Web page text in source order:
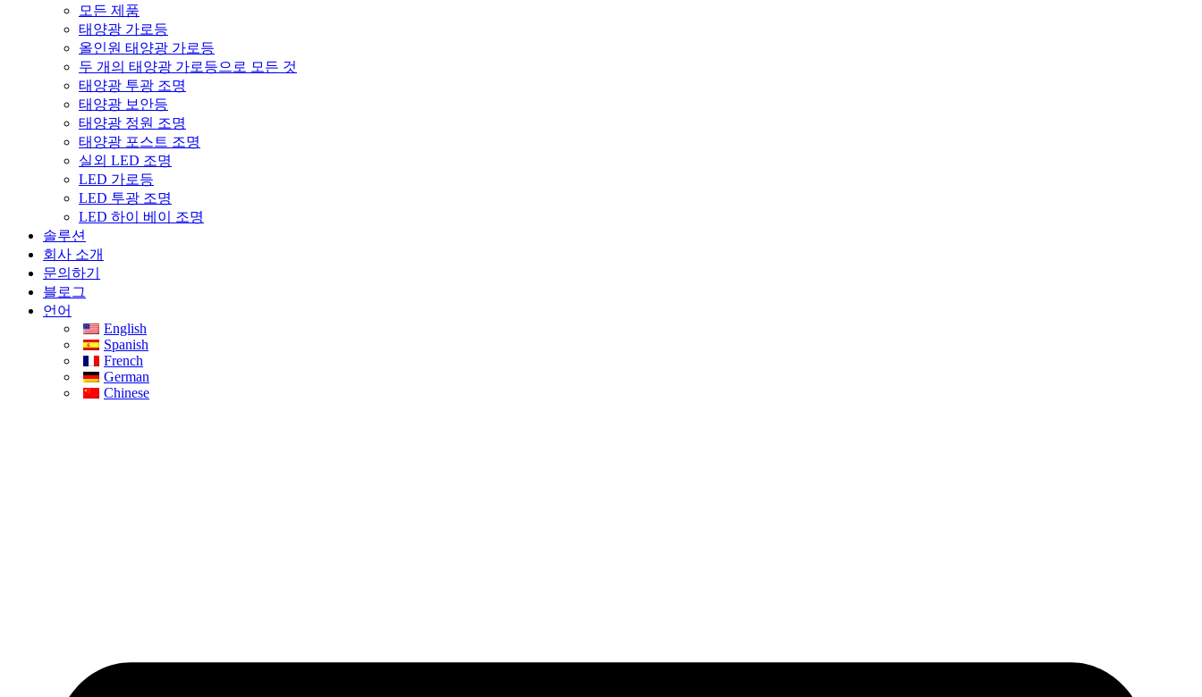
모든 제품
태양광 가로등
올인원 태양광 가로등
두 개의 태양광 가로등으로 모든 것
태양광 투광 조명
태양광 보안등
태양광 정원 조명
태양광 포스트 조명
실외 LED 조명
LED 가로등
LED 투광 조명
LED 하이 베이 조명
솔루션
회사 소개
문의하기
블로그
언어
English
Spanish
French
German
Chinese